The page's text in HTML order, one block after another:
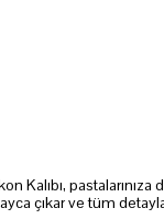
Kalıbı,
çıkar ve tüm